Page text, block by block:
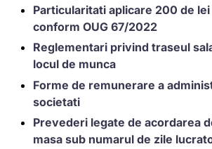
Particularitati aplicare 200 de
conform OUG 67/2022
Reglementari privind traseul
locul de munca
Forme de remunerare a
societati
Prevederi legate de acordarea
masa sub numarul de zile